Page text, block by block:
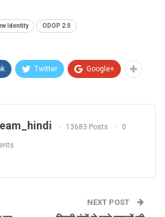
Identity ODOP 2.0
Twitter Google+
13683 Posts 0
NEXT POST